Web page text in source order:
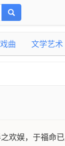
曲 文学艺术
欢娱，于福命